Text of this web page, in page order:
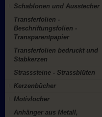
Schablonen und Ausstecher
Transferfolien -
Beschriftungsfolien -
Transparentpapier
Transferfolien bedruckt und
Stabkerzen
Strasssteine - Strassblüten
Kerzenbücher
Motivlocher
Anhänger aus Metall,